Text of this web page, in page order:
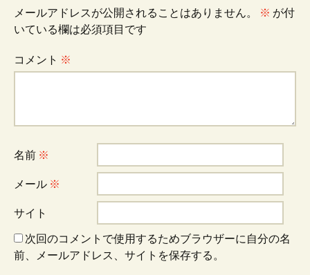
ビ
ゲ
シ
ョ
ン
メールアドレスが公開されることはありません。 ※ が付
いている欄は必須項目です
コメント ※
名前 ※
メール ※
サイト
次回のコメントで使用するためブラウザーに自分の名
前、メールアドレス、サイトを保存する。